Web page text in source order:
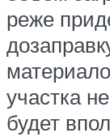
реже
участка
будет